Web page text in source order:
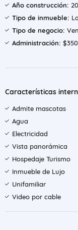
Año construcción:
Tipo de inmueble:
Tipo de negocio:
Administración:
Características
Admite mascotas
Agua
Electricidad
Vista panorámica
Hospedaje Turismo
Inmueble de Lujo
Unifamiliar
Video por cable